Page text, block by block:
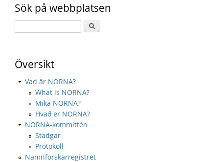
Sök på webbplatsen
Översikt
Vad är NORNA?
What is NORNA?
Mikä NORNA?
Hvað er NORNA?
NORNA-kommittén
Stadgar
Protokoll
Namnforskarregistret